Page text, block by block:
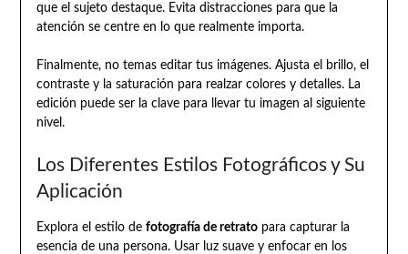
que el sujeto destaque. Evita distracciones para que la
atención se centre en lo que realmente importa.
Finalmente, no temas editar tus imágenes. Ajusta el brillo, el
contraste y la saturación para realzar colores y detalles. La
edición puede ser la clave para llevar tu imagen al siguiente
nivel.
Los Diferentes Estilos Fotográficos y Su
Aplicación
Explora el estilo de fotografía de retratopara capturar la
esencia de una persona. Usar luz suave y enfocar en los